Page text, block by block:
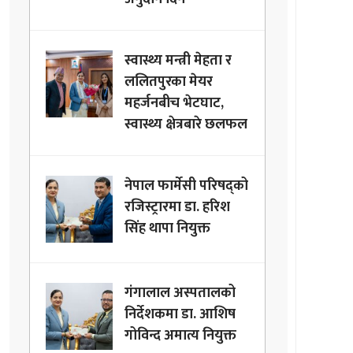
स्वास्थ्य मन्त्री मेहता र
ललितपुरका मेयर
महर्जनबीच भेटघाट,
स्वास्थ्य क्षेत्रबारे छलफल
नेपाल फार्मेसी परिषद्को
रजिस्ट्रारमा डा. हरिश
सिंह थापा नियुक्त
गंगालाल अस्पतालको
निर्देशकमा डा. आशिष
गोविन्द अमात्य नियुक्त